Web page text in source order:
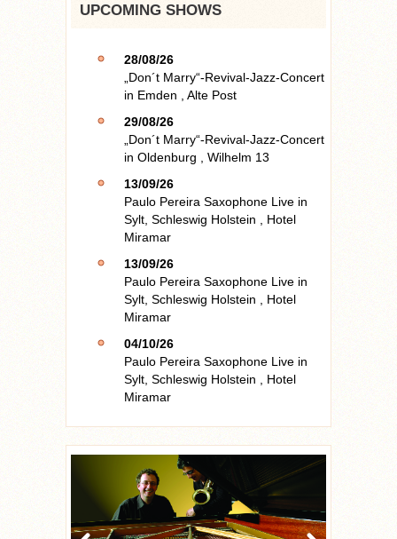
UPCOMING SHOWS
28/08/26
„Don´t Marry“-Revival-Jazz-Concert
in Emden
Alte Post
29/08/26
„Don´t Marry“-Revival-Jazz-Concert
in Oldenburg
Wilhelm 13
13/09/26
Paulo Pereira Saxophone Live in
Sylt, Schleswig Holstein
Hotel
Miramar
13/09/26
Paulo Pereira Saxophone Live in
Sylt, Schleswig Holstein
Hotel
Miramar
04/10/26
Paulo Pereira Saxophone Live in
Sylt, Schleswig Holstein
Hotel
Miramar